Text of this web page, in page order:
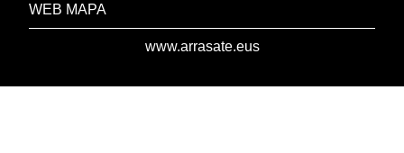
WEB MAPA
www.arrasate.eus